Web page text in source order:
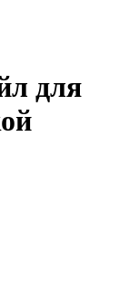
для